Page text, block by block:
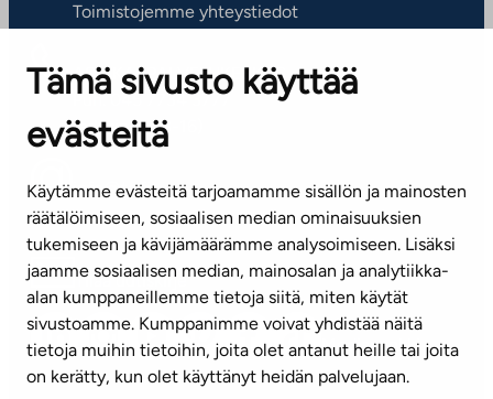
Tämä sivusto käyttää
evästeitä
Käytämme evästeitä tarjoamamme sisällön ja mainosten
räätälöimiseen, sosiaalisen median ominaisuuksien
tukemiseen ja kävijämäärämme analysoimiseen. Lisäksi
jaamme sosiaalisen median, mainosalan ja analytiikka-
alan kumppaneillemme tietoja siitä, miten käytät
sivustoamme. Kumppanimme voivat yhdistää näitä
tietoja muihin tietoihin, joita olet antanut heille tai joita
on kerätty, kun olet käyttänyt heidän palvelujaan.
Toimistojemme yhteystiedot
ASIAKASPALVELUKESKUS
Puh. 045 7734 3777
(arkisin klo 8-16)
info@ta.fi
Tilaa uutiskirje
Mediapankki